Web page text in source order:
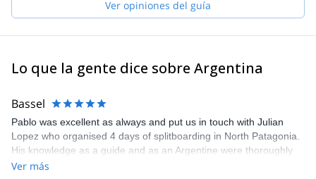
Ver opiniones del guía
Lo que la gente dice sobre Argentina
Bassel
Pablo was excellent as always and put us in touch with Julian
Lopez who organised 4 days of splitboarding in North Patagonia.
His knowledge as a guide and as an Argentine were thoroughly
appreciated. Highly recommended.
Ver más